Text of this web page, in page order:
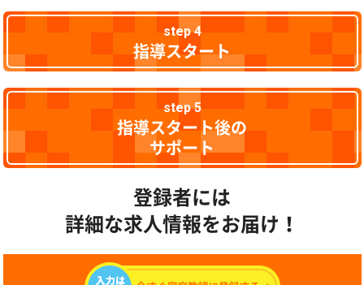
step 4
指導スタート
step 5
指導スタート後の
サポート
登録者には
詳細な求人情報をお届け！